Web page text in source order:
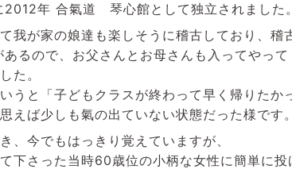
2012年 合氣道 琴心館として独立されました
我が家の娘達も楽しそうに稽古しており、稽
るので、お父さんとお母さんも入ってやっ
た。
うと「子どもクラスが終わって早く帰りたか
えば少しも氣の出ていない状態だった様です。
、今でもはっきり覚えていますが、
下さった当時60歳位の小柄な女性に簡単に投